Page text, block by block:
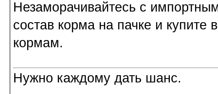
Незаморачивайтесь с
состав корма на пачке и
кормам.
Нужно каждому дать шанс.